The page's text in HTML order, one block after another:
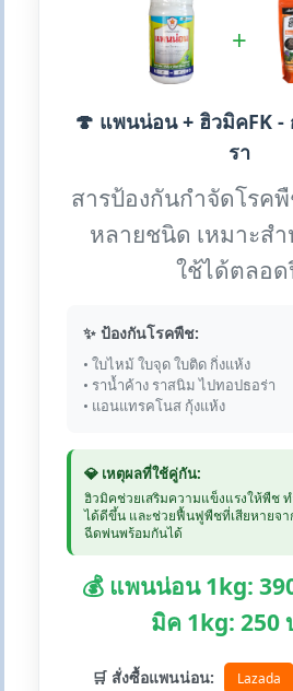
+
🍄 แพนน่อน + ฮิวมิคFK -
รา
สารป้องกันกำจัดโรค
หลายชนิด เหมาะส
ใช้ได้ตลอ
✨ ป้องกันโรคพืช:
• ใบไหม้ ใบจุด ใบติด กิ่งแห้ง
• ราน้ำค้าง ราสนิม ไปทอปธอร่า
• แอนแทรคโนส กุ้งแห้ง
💎 เหตุผลที่ใช้คู่กัน:
ฮิวมิคช่วยเสริมความแข็งแรงให้พืช
ได้ดีขึ้น และช่วยฟื้นฟูพืชที่เสียหายจา
ฉีดพ่นพร้อมกันได้
💰 แพนน่อน 1kg:
มิค 1kg: 250
🛒 สั่งซื้อแพนน่อน: Lazada